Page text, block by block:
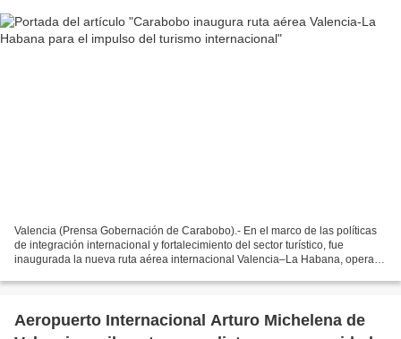
Valencia (Prensa Gobernación de Carabobo).- En el marco de las políticas
de integración internacional y fortalecimiento del sector turístico, fue
inaugurada la nueva ruta aérea internacional Valencia–La Habana, operada
Aeropuerto Internacional Arturo Michelena de